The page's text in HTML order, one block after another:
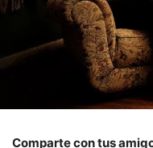
Comparte con tus